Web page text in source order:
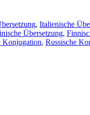
, Italienische
Übersetzung,
Konjugation, Russische